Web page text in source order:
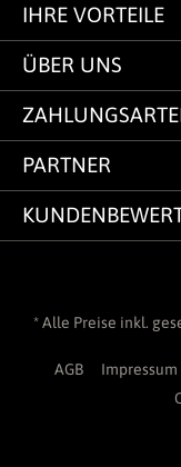
IHRE VORTEILE
ÜBER UNS
PARTNER
* Alle Preise inkl.
AGB Impressum